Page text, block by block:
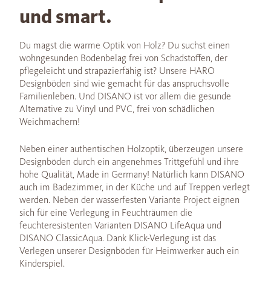
und smart.
Du magst die warme Optik von Holz? Du suchst einen
wohngesunden Bodenbelag frei von Schadstoffen, der
pflegeleicht und strapazierfähig ist? Unsere HARO
Designböden sind wie gemacht für das anspruchsvolle
Familienleben. Und DISANO ist vor allem die gesunde
Alternative zu Vinyl und PVC, frei von schädlichen
Weichmachern!
Neben einer authentischen Holzoptik, überzeugen unsere
Designböden durch ein angenehmes Trittgefühl und ihre
hohe Qualität, Made in Germany! Natürlich kann DISANO
auch im Badezimmer, in der Küche und auf Treppen verlegt
werden. Neben der wasserfesten Variante Project eignen
sich für eine Verlegung in Feuchträumen die
feuchteresistenten Varianten DISANO LifeAqua und
DISANO ClassicAqua. Dank Klick-Verlegung ist das
Verlegen unserer Designböden für Heimwerker auch ein
Kinderspiel.